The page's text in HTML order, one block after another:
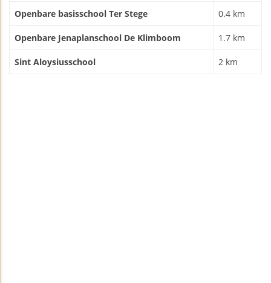
Openbare basisschool Ter Stege 0.4 km
Openbare Jenaplanschool De Klimboom 1.7 km
Sint Aloysiusschool 2 km